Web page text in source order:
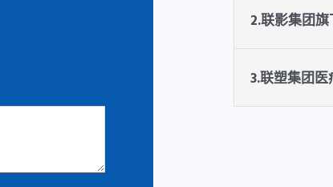
2.联影集团
3.联塑集团